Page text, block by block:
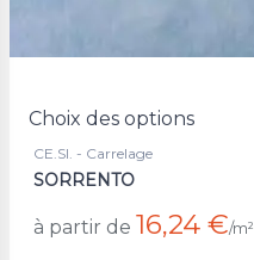
Choix des options
CE.SI. - Carrelage
SORRENTO
à partir de 16,24 €/m²